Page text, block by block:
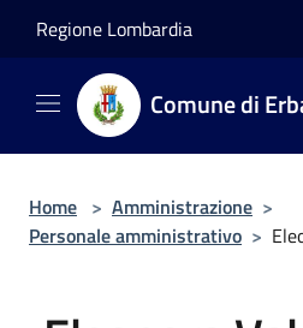
Regione Lombardia
Comune di
Home > Amministrazione >
Personale amministrativo >